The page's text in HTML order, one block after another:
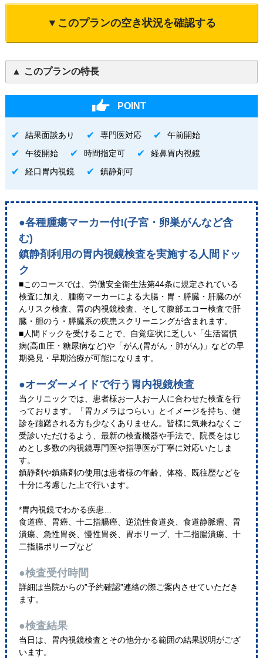
▼このプランの空き状況を確認する
このプランの特長
POINT
結果面談あり 専門医対応
午前開始
午後開始
時間指定可
経鼻胃内視鏡
経口胃内視鏡
鎮静剤可
●各種腫瘍マーカー付!(子宮・卵巣がんなど含
む)
鎮静剤利用の胃内視鏡検査を実施する人間ドッ
ク
■このコースでは、労働安全衛生法第44条に規定されている
検査に加え、腫瘍マーカーによる大腸・胃・膵臓・肝臓のが
んリスク検査、胃の内視鏡検査、そして腹部エコー検査で肝
臓・胆のう・膵臓系の疾患スクリーニングが含まれます。
■人間ドックを受けることで、自覚症状に乏しい「生活習慣
病(高血圧・糖尿病など)や「がん(胃がん・肺がん)」などの早
期発見・早期治療が可能になります。
●オーダーメイドで行う胃内視鏡検査
当クリニックでは、患者様お一人お一人に合わせた検査を行
っております。「胃カメラはつらい」とイメージを持ち、健
診を躊躇される方も少なくありません。皆様に気兼ねなくご
受診いただけるよう、最新の検査機器や手法で、院長をはじ
めとし多数の内視鏡専門医や指導医が丁寧に対応いたしま
す。
鎮静剤や鎮痛剤の使用は患者様の年齢、体格、既往歴などを
十分に考慮した上で行います。
*胃内視鏡でわかる疾患…
食道癌、胃癌、十二指腸癌、逆流性食道炎、食道静脈瘤、胃
潰瘍、急性胃炎、慢性胃炎、胃ポリープ、十二指腸潰瘍、十
二指腸ポリープなど
●検査受付時間
詳細は当院からの”予約確認”連絡の際ご案内させていただき
ます。
●検査結果
当日は、胃内視鏡検査とその他分かる範囲の結果説明がござ
います。